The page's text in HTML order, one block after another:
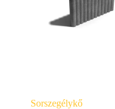
Sorszegélykő